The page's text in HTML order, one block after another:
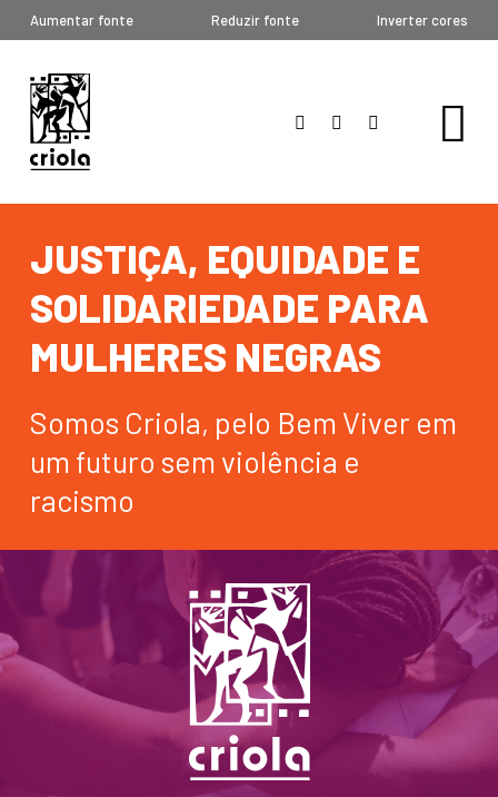
Aumentar fonte Reduzir fonte Inverter cores
JUSTIÇA, EQUIDADE E
SOLIDARIEDADE PARA
MULHERES NEGRAS
Somos Criola, pelo Bem Viver em
um futuro sem violência e
racismo